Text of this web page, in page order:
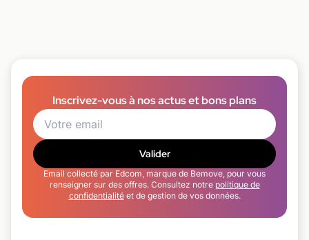
Inscrivez-vous à nos actus et bons plans
Valider
Email collecté par Edcom, marque de Bemove, pour vous
renseigner sur des offres. Consultez notre politique de
confidentialitéet de gestion de vos données.